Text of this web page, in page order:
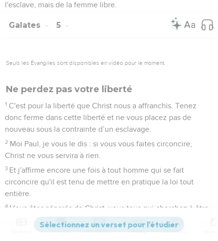
l'esclave, mais de la femme libre.
Galates 5
Seuls les Évangiles sont disponibles en vidéo pour le moment.
Ne perdez pas votre liberté
1 C'est pour la liberté que Christ nous a affranchis. Tenez
donc ferme dans cette liberté et ne vous placez pas de
nouveau sous la contrainte d’un esclavage.
2 Moi Paul, je vous le dis : si vous vous faites circoncire,
Christ ne vous servira à rien.
3 Et j'affirme encore une fois à tout homme qui se fait
circoncire qu'il est tenu de mettre en pratique la loi tout
entière.
4 Vous êtes séparés de Christ, vous tous qui cherchez à être
considérés comme justes dans le cadre de la loi, vous êtes
déchus de la grâce.
Versions Commentaires Strong